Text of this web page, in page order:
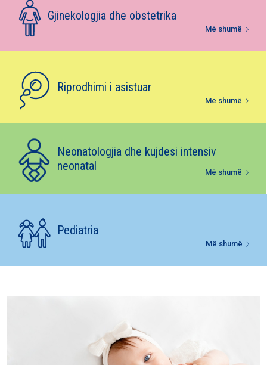
E-bibliotekë
Gjinekologjia dhe obstetrika
Më shumë
Riprodhimi i asistuar
Më shumë
Neonatologjia dhe kujdesi intensiv
neonatal
Më shumë
Pediatria
Më shumë